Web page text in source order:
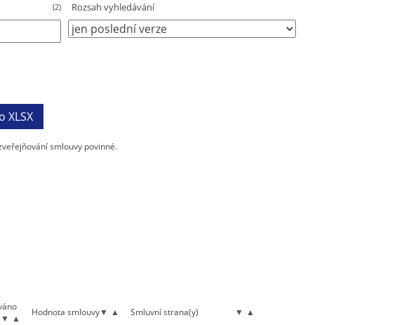
(2) Rozsah vyhledávání
smlouvy povinné.
▲
▼
Hodnota smlouvy ▲
▼ Smluvní strana(y) ▲
▼